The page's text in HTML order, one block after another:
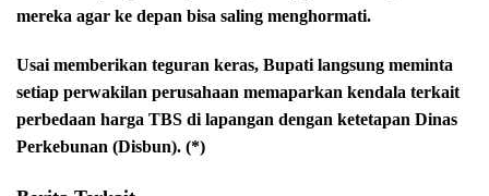
mereka agar ke depan bisa saling menghormati.
Usai memberikan teguran keras, Bupati langsung meminta
setiap perwakilan perusahaan memaparkan kendala terkait
perbedaan harga TBS di lapangan dengan ketetapan Dinas
Perkebunan (Disbun). (*)